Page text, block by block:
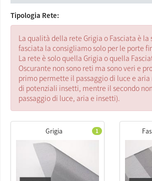
Tipologia Rete:
La qualità della rete Grigia o Fasciata è la
fasciata la consigliamo solo per le porte
La rete è solo quella Grigia o quella
Oscurante non sono reti ma sono veri e
primo permette il passaggio di luce e
di potenziali insetti, mentre il secondo
passaggio di luce, aria e insetti).
1
Grigia